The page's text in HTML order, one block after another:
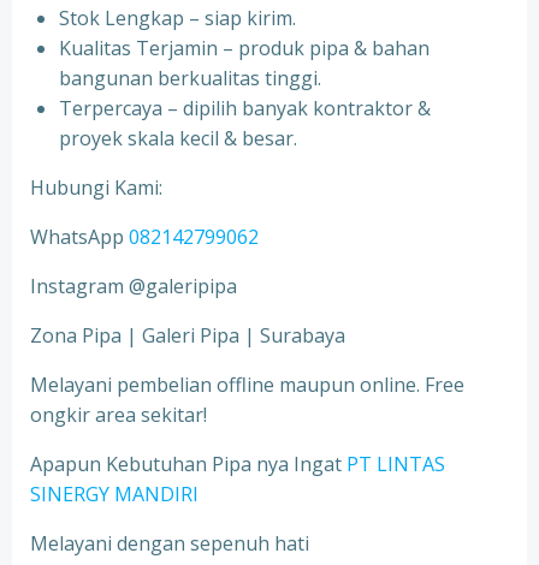
Stok Lengkap – siap kirim.
Kualitas Terjamin – produk pipa & bahan
bangunan berkualitas tinggi.
Terpercaya – dipilih banyak kontraktor &
proyek skala kecil & besar.
Hubungi Kami:
WhatsApp 082142799062
Instagram @galeripipa
Zona Pipa | Galeri Pipa | Surabaya
Melayani pembelian offline maupun online. Free
ongkir area sekitar!
Apapun Kebutuhan Pipa nya Ingat PT LINTAS
SINERGY MANDIRI
Melayani dengan sepenuh hati